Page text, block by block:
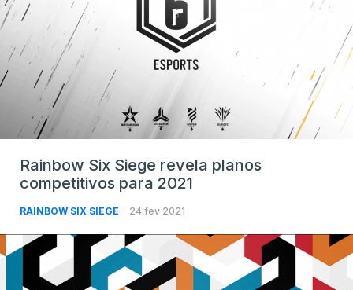
Rainbow Six Siege revela planos
competitivos para 2021
RAINBOW SIX SIEGE 24 fev 2021